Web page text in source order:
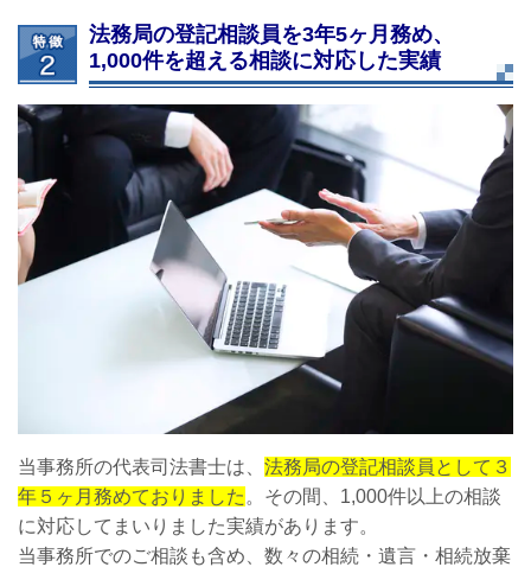
法務局の登記相談員を3年5ヶ月務め、
1,000件を超える相談に対応した実績
当事務所の代表司法書士は、 法務局の登記相談員として３
年５ヶ月務めておりました。その間、1,000件以上の相談
に対応してまいりました実績があります。
当事務所でのご相談も含め、数々の相続・遺言・相続放棄